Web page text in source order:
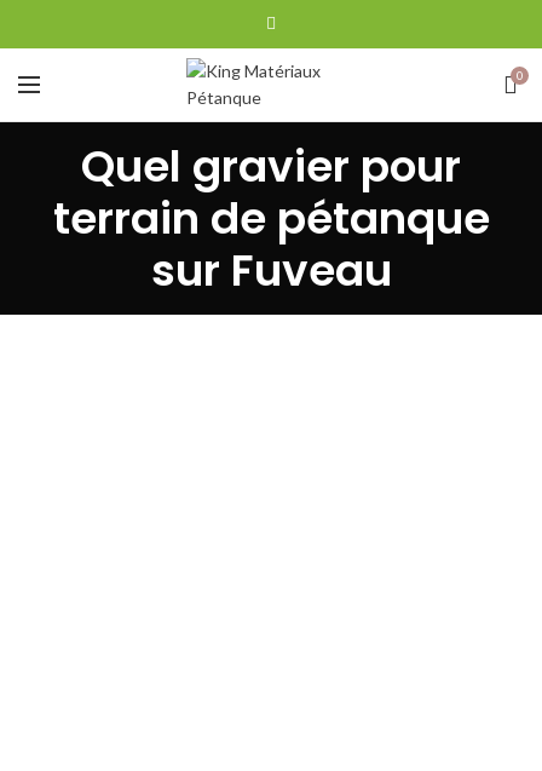
0
Quel gravier pour
terrain de pétanque
sur Fuveau